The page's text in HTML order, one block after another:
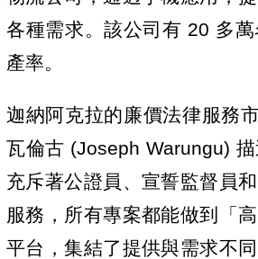
各種需求。該公司有 20 多
產率。
迦納阿克拉的廉價法律服務
瓦倫古 (Joseph Warungu)
充斥著公證員、宣誓監督員
服務，所有專案都能做到「
平台，集結了提供與需求不